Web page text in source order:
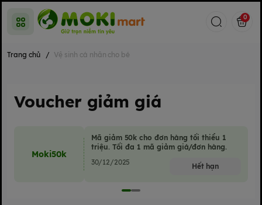
0
Trang chủ / Vệ sinh cá nhân cho bé
Voucher giảm giá
Moki50k
Mã giảm 50k cho đơn hàng tối thiểu 1
triệu. Tối đa 1 mã giảm giá/đơn hàng.
30/12/2025
Hết hạn